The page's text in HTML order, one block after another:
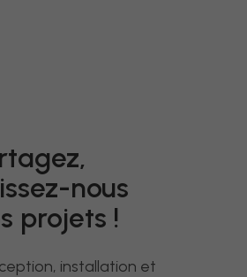
nous
projets !
installation et